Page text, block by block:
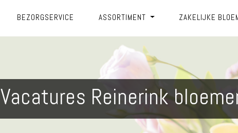
BEZORGSERVICE ASSORTIMENT ZAKELIJKE
Vacatures Reinerink